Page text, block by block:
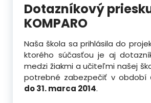
Dotazníkový
KOMPARO
Naša škola sa prihlásila do
ktorého súčasťou je aj
medzi žiakmi a učiteľmi našej
potrebné zabezpečiť v období
do 31. marca 2014.